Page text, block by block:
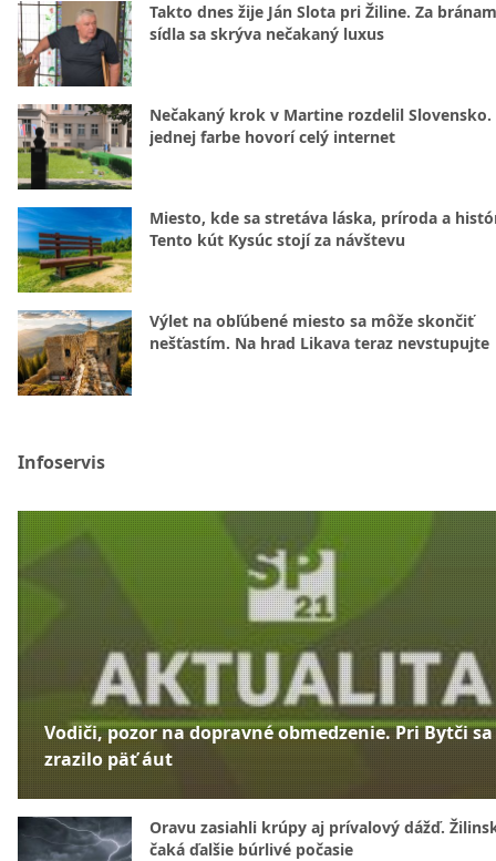
Takto dnes žije Ján Slota pri Žiline. Za
sídla sa skrýva nečakaný luxus
Nečakaný krok v Martine rozdelil Slovensko.
jednej farbe hovorí celý internet
Miesto, kde sa stretáva láska, príroda a
Tento kút Kysúc stojí za návštevu
Výlet na obľúbené miesto sa môže skončiť
nešťastím. Na hrad Likava teraz nevstupujte
Infoservis
Vodiči, pozor na dopravné obmedzenie. Pri Bytči sa
zrazilo päť áut
Oravu zasiahli krúpy aj prívalový dážď.
čaká ďalšie búrlivé počasie